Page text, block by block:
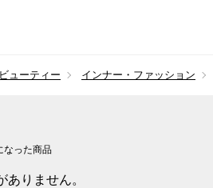
ューティー インナー・ファッション
なった商品
りません。